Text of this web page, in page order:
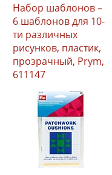
Набор шаблонов –
6 шаблонов для 10-
ти различных
рисунков, пластик,
прозрачный, Prym,
611147